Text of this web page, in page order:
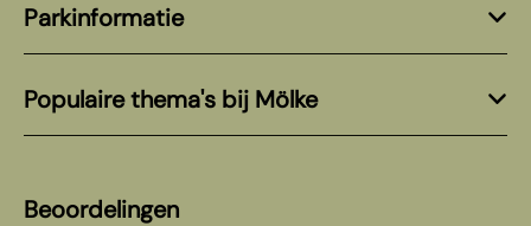
Parkinformatie
Populaire thema's bij Mölke
Beoordelingen